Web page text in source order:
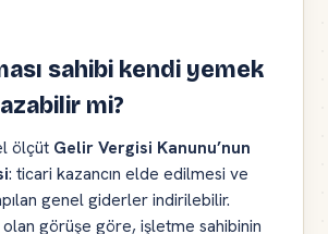
sahibi kendi yemek
mi?
ölçüt Gelir Vergisi Kanunu’nun
: ticari kazancın elde edilmesi ve
genel giderler indirilebilir.
görüşe göre, işletme sahibinin